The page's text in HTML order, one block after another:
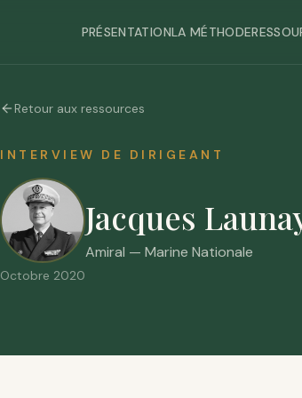
PRÉSENTATIONLA MÉTHODE
Retour aux ressources
INTERVIEW DE DIRIGEANT
Jacques
Amiral — Marine Nationale
Octobre 2020